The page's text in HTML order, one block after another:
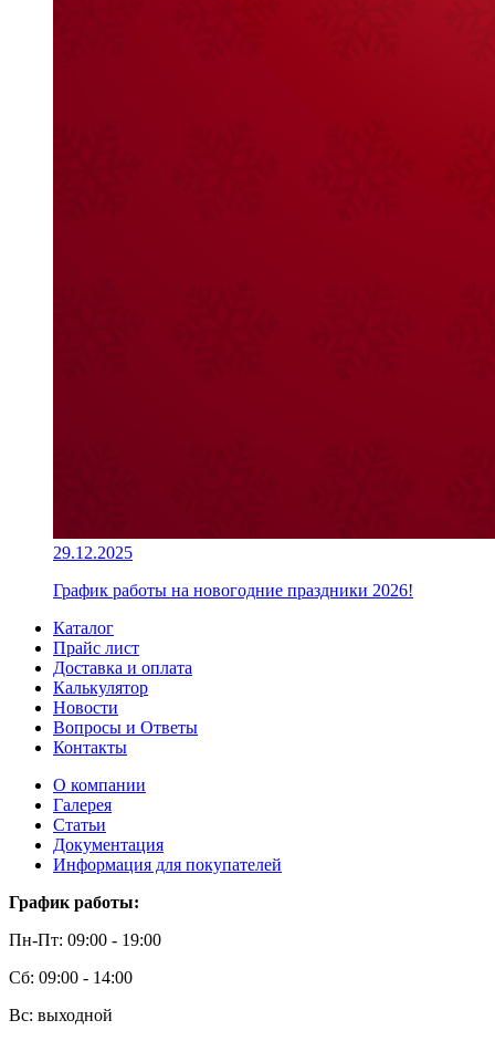
29.12.2025
График работы на новогодние праздники 2026!
Каталог
Прайс лист
Доставка и оплата
Калькулятор
Новости
Вопросы и Ответы
Контакты
О компании
Галерея
Статьи
Документация
Информация для покупателей
График работы:
Пн-Пт: 09:00 - 19:00
Сб: 09:00 - 14:00
Вс: выходной